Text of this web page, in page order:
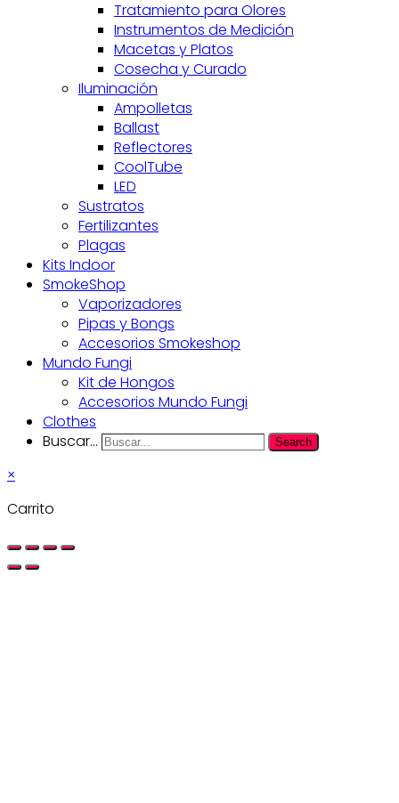
Tratamiento para Olores
Instrumentos de Medición
Macetas y Platos
Cosecha y Curado
Iluminación
Ampolletas
Ballast
Reflectores
CoolTube
LED
Sustratos
Fertilizantes
Plagas
Kits Indoor
SmokeShop
Vaporizadores
Pipas y Bongs
Accesorios Smokeshop
Mundo Fungi
Kit de Hongos
Accesorios Mundo Fungi
Clothes
Buscar...
Search
×
Carrito